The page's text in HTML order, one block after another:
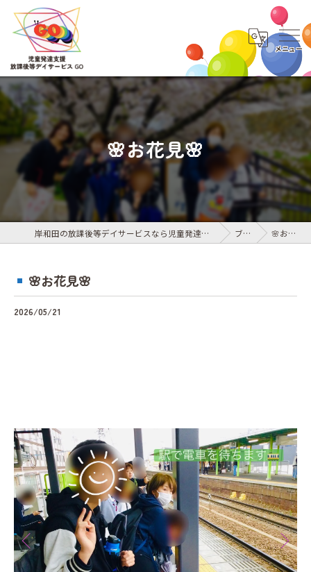
🌸お花見🌸
岸和田の放課後等デイサービスなら児童発達支援・放課後等デイサービス GO ブログ 🌸お花見🌸
🌸お花見🌸
2026/05/21